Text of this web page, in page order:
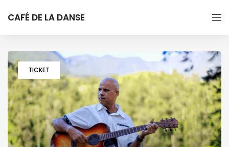
CAFÉ DE LA DANSE
TICKET